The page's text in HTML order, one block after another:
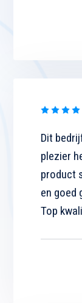
Dit
plezier
product
en goed
Top